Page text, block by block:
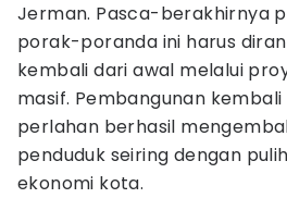
Jerman. Pasca-berakhirnya
porak-poranda ini harus
kembali dari awal melalui
masif. Pembangunan
perlahan berhasil
penduduk seiring dengan
ekonomi kota.